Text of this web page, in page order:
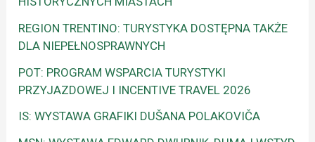
REGION TRENTINO: TURYSTYKA DOSTĘPNA TAKŻE
DLA NIEPEŁNOSPRAWNYCH
POT: PROGRAM WSPARCIA TURYSTYKI
PRZYJAZDOWEJ I INCENTIVE TRAVEL 2026
IS: WYSTAWA GRAFIKI DUŠANA POLAKOVIČA